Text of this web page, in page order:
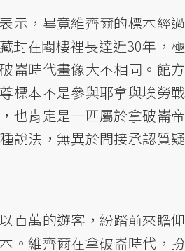
示，畢竟維齊爾的標本經過
封在閣樓裡長達近30年，極
崙時代畫像大不相同。館方
標本不是參與耶拿與埃勞戰
也肯定是一匹屬於拿破崙帝
說法，無異於間接承認質疑
百萬的遊客，紛踏前來瞻仰
。維齊爾在拿破崙時代，扮